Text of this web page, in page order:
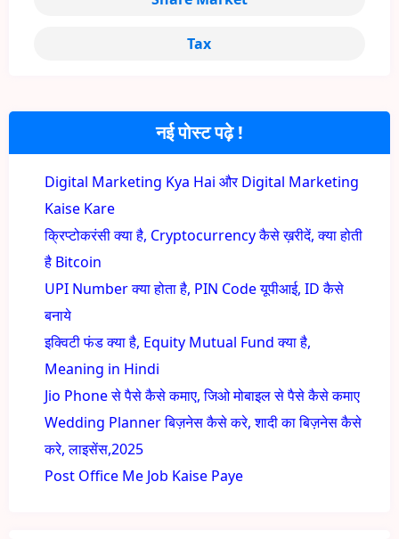
नई पोस्ट पढ़े !
Digital Marketing Kya Hai और Digital Marketing
Kaise Kare
क्रिप्टोकरंसी क्या है, Cryptocurrency कैसे ख़रीदें, क्या होती
है Bitcoin
UPI Number क्या होता है, PIN Code यूपीआई, ID कैसे
बनाये
इक्विटी फंड क्या है, Equity Mutual Fund क्या है,
Meaning in Hindi
Jio Phone से पैसे कैसे कमाए, जिओ मोबाइल से पैसे कैसे कमाए
Wedding Planner बिज़नेस कैसे करे, शादी का बिज़नेस कैसे
करे, लाइसेंस,2025
Post Office Me Job Kaise Paye
Tax